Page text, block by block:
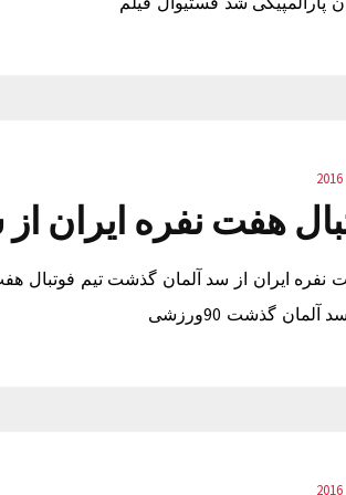
هفت نفره ایران
نفره ایران از سد آلمان گذشت تیم فوتبال
گذشت 90ورزشی